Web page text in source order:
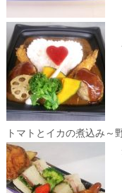
トマトとイカの煮込み～